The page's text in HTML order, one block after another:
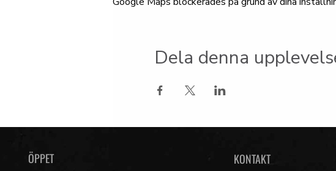
Dela denna
ÖPPET KONTAKT